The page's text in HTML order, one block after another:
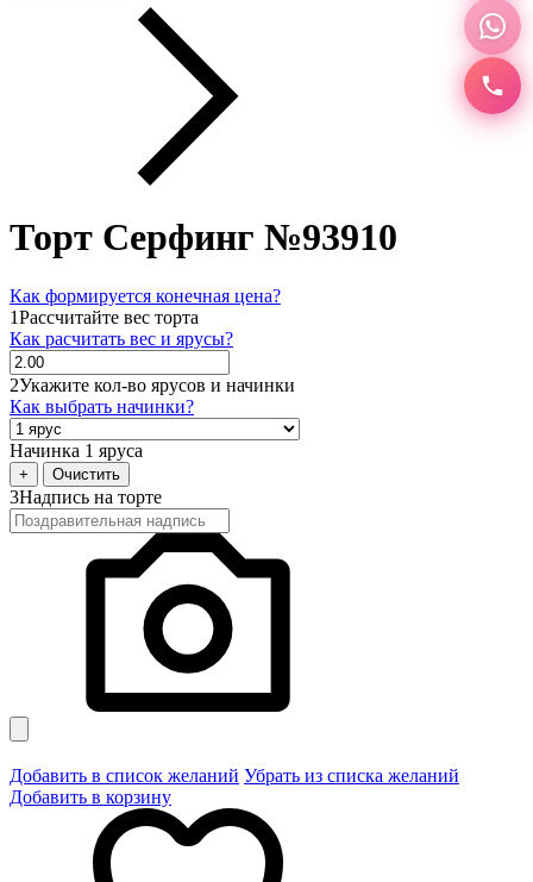
Торт Серфинг №93910
Как формируется конечная цена?
1Рассчитайте вес торта
Как расчитать вес и ярусы?
2Укажите кол-во ярусов и начинки
Как выбрать начинки?
Начинка 1 яруса
+ Очистить
3Надпись на торте
Добавить в список желаний Убрать из списка желаний
Добавить в корзину